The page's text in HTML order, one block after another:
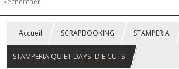
Accueil SCRAPBOOKING STAMPERIA
STAMPERIA QUIET DAYS- DIE CUTS